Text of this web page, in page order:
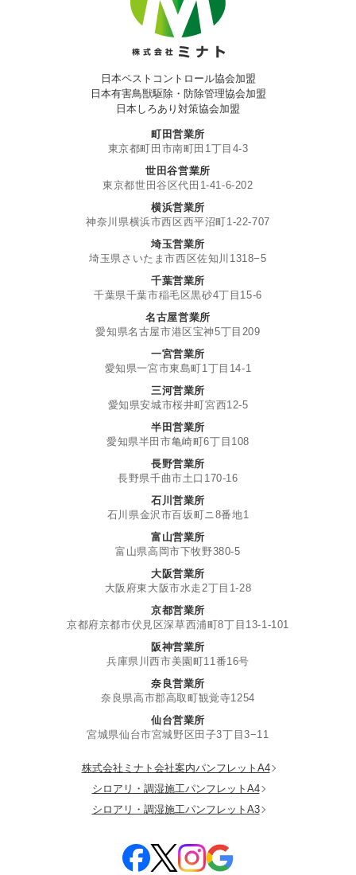
日本ペストコントロール協会加盟
日本有害鳥獣駆除・防除管理協会加盟
日本しろあり対策協会加盟
町田営業所
東京都町田市南町田1丁目4-3
世田谷営業所
東京都世田谷区代田1-41-6-202
横浜営業所
神奈川県横浜市西区西平沼町1-22-707
埼玉営業所
埼玉県さいたま市西区佐知川1318−5
千葉営業所
千葉県千葉市稲毛区黒砂4丁目15-6
名古屋営業所
愛知県名古屋市港区宝神5丁目209
一宮営業所
愛知県一宮市東島町1丁目14-1
三河営業所
愛知県安城市桜井町宮西12-5
半田営業所
愛知県半田市亀崎町6丁目108
長野営業所
長野県千曲市土口170-16
石川営業所
石川県金沢市百坂町ニ8番地1
富山営業所
富山県高岡市下牧野380-5
大阪営業所
大阪府東大阪市水走2丁目1-28
京都営業所
京都府京都市伏見区深草西浦町8丁目13-1-101
阪神営業所
兵庫県川西市美園町11番16号
奈良営業所
奈良県高市郡高取町観覚寺1254
仙台営業所
宮城県仙台市宮城野区田子3丁目3−11
株式会社ミナト会社案内パンフレットA4
シロアリ・調湿施工パンフレットA4
シロアリ・調湿施工パンフレットA3